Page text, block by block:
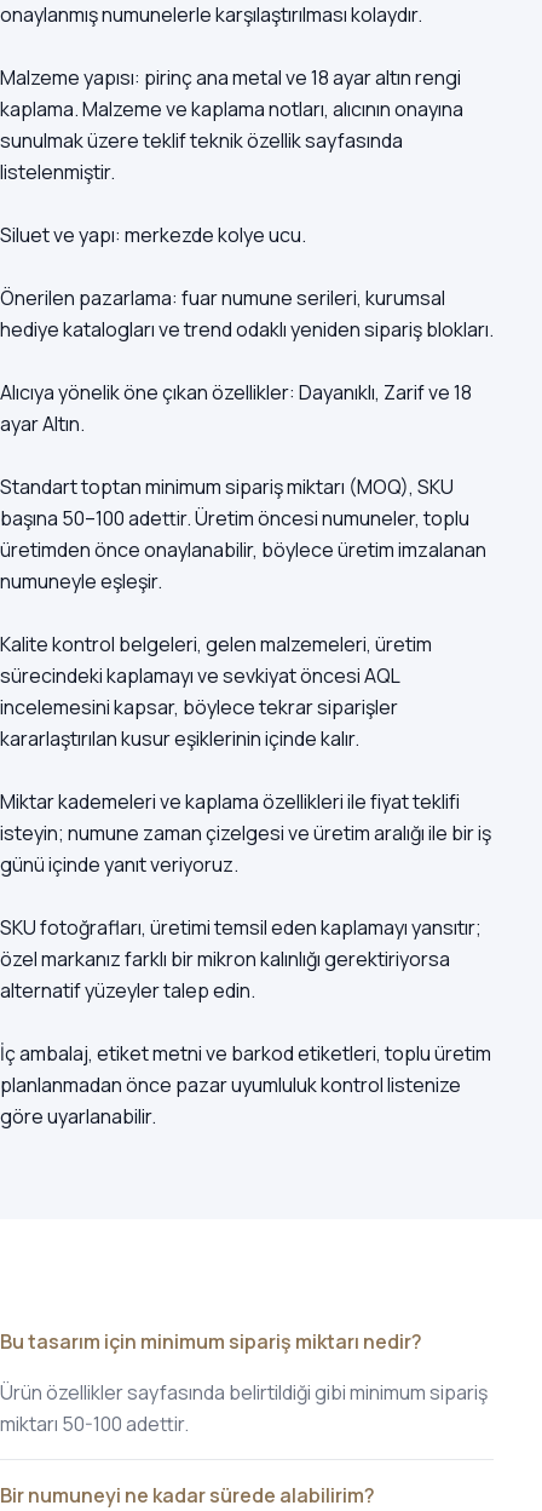
onaylanmış numunelerle karşılaştırılması kolaydır.
Malzeme yapısı: pirinç ana metal ve 18 ayar altın rengi
kaplama. Malzeme ve kaplama notları, alıcının onayına
sunulmak üzere teklif teknik özellik sayfasında
listelenmiştir.
Siluet ve yapı: merkezde kolye ucu.
Önerilen pazarlama: fuar numune serileri, kurumsal
hediye katalogları ve trend odaklı yeniden sipariş blokları.
Alıcıya yönelik öne çıkan özellikler: Dayanıklı, Zarif ve 18
ayar Altın.
Standart toptan minimum sipariş miktarı (MOQ), SKU
başına 50–100 adettir. Üretim öncesi numuneler, toplu
üretimden önce onaylanabilir, böylece üretim imzalanan
numuneyle eşleşir.
Kalite kontrol belgeleri, gelen malzemeleri, üretim
sürecindeki kaplamayı ve sevkiyat öncesi AQL
incelemesini kapsar, böylece tekrar siparişler
kararlaştırılan kusur eşiklerinin içinde kalır.
Miktar kademeleri ve kaplama özellikleri ile fiyat teklifi
isteyin; numune zaman çizelgesi ve üretim aralığı ile bir iş
günü içinde yanıt veriyoruz.
SKU fotoğrafları, üretimi temsil eden kaplamayı yansıtır;
özel markanız farklı bir mikron kalınlığı gerektiriyorsa
alternatif yüzeyler talep edin.
İç ambalaj, etiket metni ve barkod etiketleri, toplu üretim
planlanmadan önce pazar uyumluluk kontrol listenize
göre uyarlanabilir.
Bu tasarım için minimum sipariş miktarı nedir?
Ürün özellikler sayfasında belirtildiği gibi minimum sipariş
miktarı 50-100 adettir.
Bir numuneyi ne kadar sürede alabilirim?